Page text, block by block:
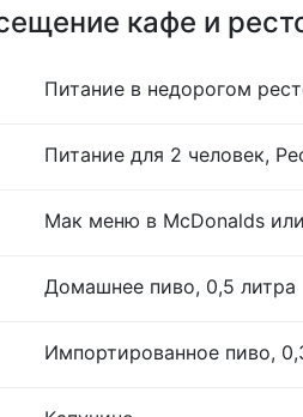
кафе и
Питание в недорогом
Питание для 2 человек,
Мак меню в McDonalds
Домашнее пиво, 0,5 литра
Импортированное пиво,